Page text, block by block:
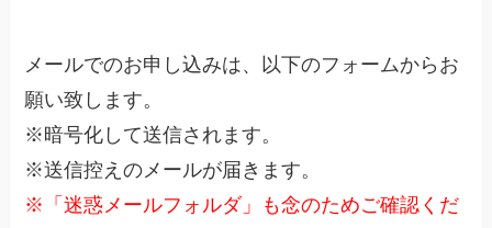
メールでのお申し込みは、以下のフォームからお
願い致します。
※暗号化して送信されます。
※送信控えのメールが届きます。
※「迷惑メールフォルダ」も念のためご確認くだ